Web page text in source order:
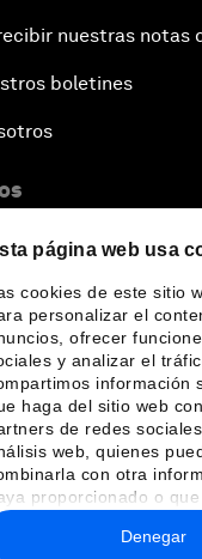
página web usa
cookies de este sitio
personalizar el
ofrecer
y analizar el
información
haga del sitio web
de redes
web, quienes
con otra
proporcionado o
a partir del uso
de sus servicios.
Denegar
nuestras notas
boletines
el Foro
idiomas